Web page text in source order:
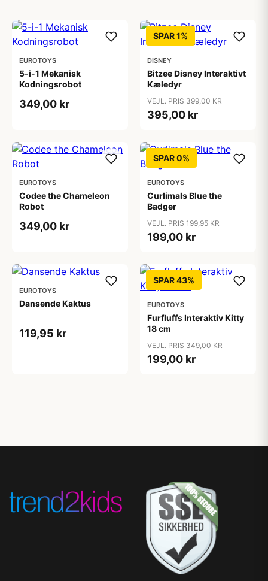
EUROTOYS
5-i-1 Mekanisk
Kodningsrobot
349,00 kr
SPAR 1%
DISNEY
Bitzee Disney Interaktivt
Kæledyr
VEJL. PRIS 399,00 KR
395,00 kr
EUROTOYS
Codee the Chameleon
Robot
349,00 kr
SPAR 0%
EUROTOYS
Curlimals Blue the
Badger
VEJL. PRIS 199,95 KR
199,00 kr
EUROTOYS
Dansende Kaktus
119,95 kr
SPAR 43%
EUROTOYS
Furfluffs Interaktiv Kitty
18 cm
VEJL. PRIS 349,00 KR
199,00 kr